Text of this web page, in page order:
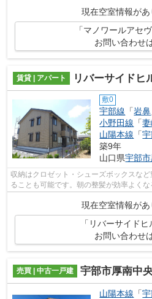
現在空室情報があ
「マノワールアセ
お問い合わせ
賃貸 | アパート リバーサイドヒ
敷0
宇部線 「岩鼻
小野田線 「
山陽本線 「
築9年
山口県宇部市
収納はクロゼット・シューズボックスな
ることも可能です。朝の整髪が効率よくな
ます。こちらは月々の家賃が5.85万円...
現在空室情報があ
「リバーサイド
お問い合わせ
売買 | 中古一戸建 宇部市厚南中央
山陽本線 「